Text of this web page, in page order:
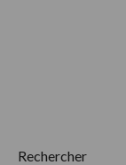
Rechercher